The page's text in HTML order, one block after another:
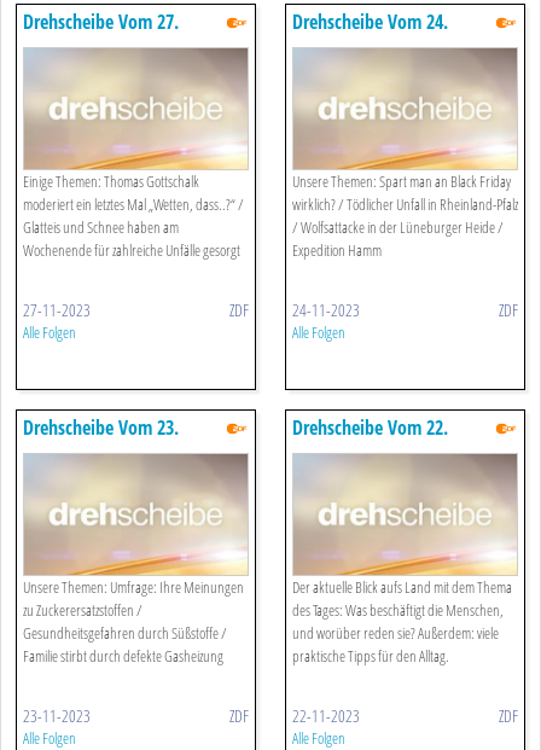
Drehscheibe Vom 27.
November 2023
Einige Themen: Thomas Gottschalk
moderiert ein letztes Mal „Wetten, dass..?“ /
Glatteis und Schnee haben am
Wochenende für zahlreiche Unfälle gesorgt
27-11-2023 ZDF
Alle Folgen
Drehscheibe Vom 24.
November 2023
Unsere Themen: Spart man an Black Friday
wirklich? / Tödlicher Unfall in Rheinland-Pfalz
/ Wolfsattacke in der Lüneburger Heide /
Expedition Hamm
24-11-2023 ZDF
Alle Folgen
Drehscheibe Vom 23.
November 2023
Unsere Themen: Umfrage: Ihre Meinungen
zu Zuckerersatzstoffen /
Gesundheitsgefahren durch Süßstoffe /
Familie stirbt durch defekte Gasheizung
23-11-2023 ZDF
Alle Folgen
Drehscheibe Vom 22.
November 2023
Der aktuelle Blick aufs Land mit dem Thema
des Tages: Was beschäftigt die Menschen,
und worüber reden sie? Außerdem: viele
praktische Tipps für den Alltag.
22-11-2023 ZDF
Alle Folgen